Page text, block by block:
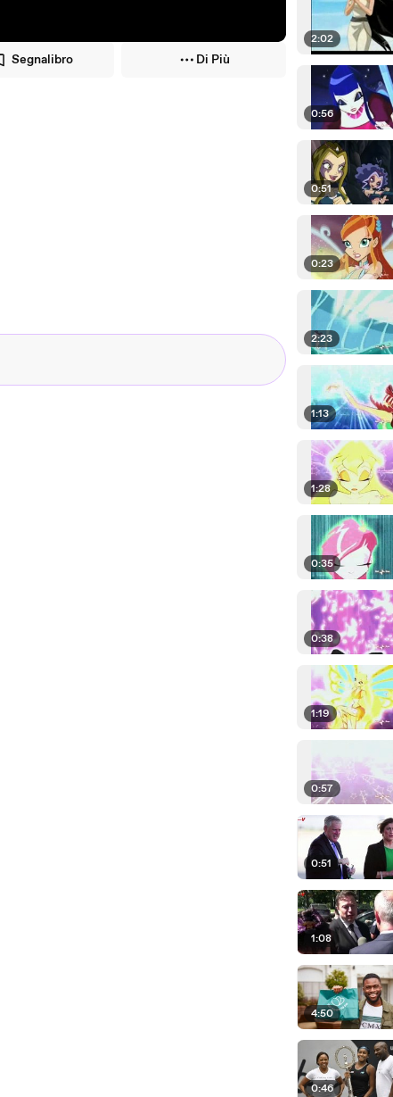
Segnalibro Di Più
2:02
0:56
0:51
0:23
2:23
1:13
1:28
0:35
0:38
1:19
0:57
0:51
1:08
4:50
0:46